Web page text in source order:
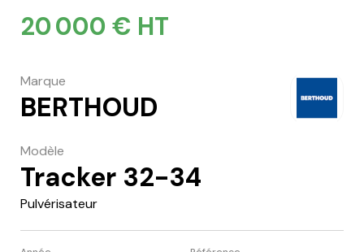
20 000 € HT
Marque
BERTHOUD
Modèle
Tracker 32-34
Pulvérisateur